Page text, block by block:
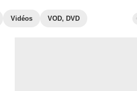
Vidéos VOD, DVD